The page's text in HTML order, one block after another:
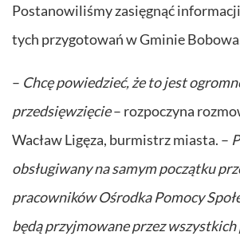
Postanowiliśmy zasięgnąć
tych przygotowań w Gminie
– Chcę powiedzieć, że to jest
przedsięwzięcie– rozpoczyna
Wacław Ligęza, burmistrz miasta. –
obsługiwany na samym początku
pracowników Ośrodka Pomocy
będą przyjmowane przez wszystkich